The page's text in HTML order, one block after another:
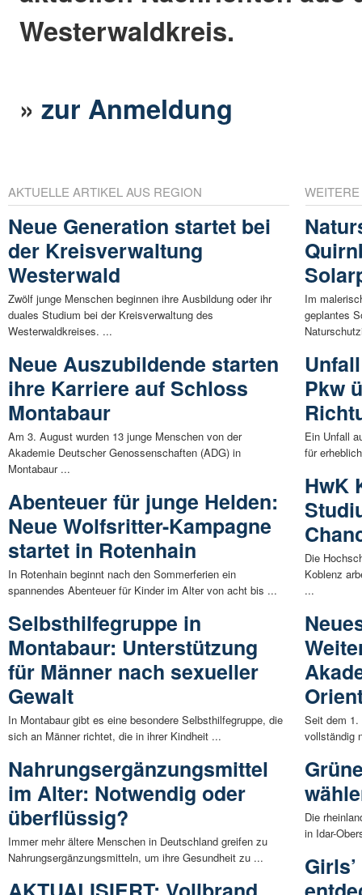
Westerwaldkreis.
»zur Anmeldung
AKTUELLE ARTIKEL AUS REGION
Neue Generation startet bei
der Kreisverwaltung
Westerwald
Zwölf junge Menschen beginnen ihre Ausbildung oder ihr
duales Studium bei der Kreisverwaltung des
Westerwaldkreises. ...
Neue Auszubildende starten
ihre Karriere auf Schloss
Montabaur
Am 3. August wurden 13 junge Menschen von der
Akademie Deutscher Genossenschaften (ADG) in
Montabaur ...
Abenteuer für junge Helden:
Neue Wolfsritter-Kampagne
startet in Rotenhain
In Rotenhain beginnt nach den Sommerferien ein
spannendes Abenteuer für Kinder im Alter von acht bis ...
Selbsthilfegruppe in
Montabaur: Unterstützung
für Männer nach sexueller
Gewalt
In Montabaur gibt es eine besondere Selbsthilfegruppe, die
sich an Männer richtet, die in ihrer Kindheit ...
Nahrungsergänzungsmittel
im Alter: Notwendig oder
überflüssig?
Immer mehr ältere Menschen in Deutschland greifen zu
Nahrungsergänzungsmitteln, um ihre Gesundheit zu ...
Im
geplantes
Pkw
Ein Unfall
für
HwK
Die
Koblenz
...
Seit dem
vollständig
Die
in Idar-